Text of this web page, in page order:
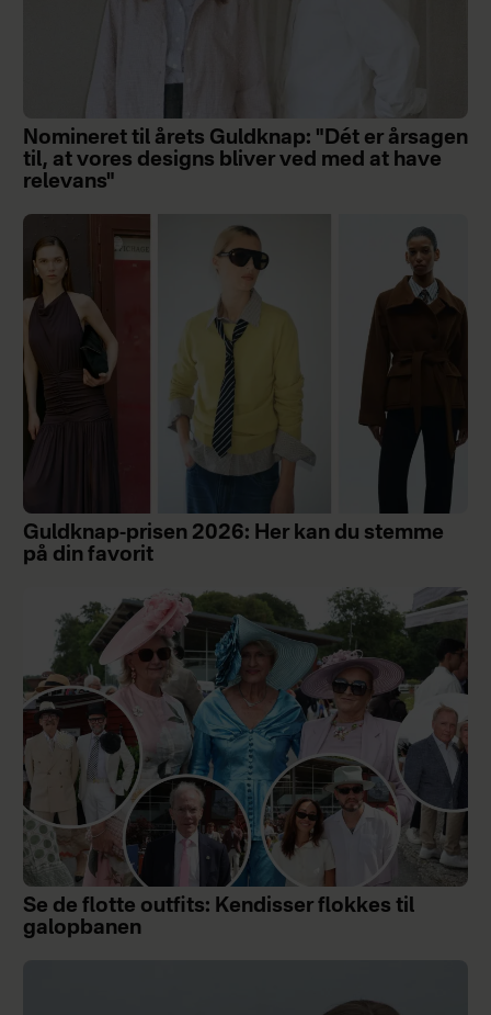
Nomineret til årets Guldknap: "Dét er årsagen
til, at vores designs bliver ved med at have
relevans"
Guldknap-prisen 2026: Her kan du stemme
på din favorit
Se de flotte outfits: Kendisser flokkes til
galopbanen